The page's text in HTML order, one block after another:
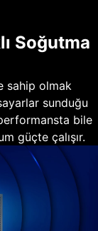
Soğutma
sahip olmak
sunduğu
bile
güçte çalışır.